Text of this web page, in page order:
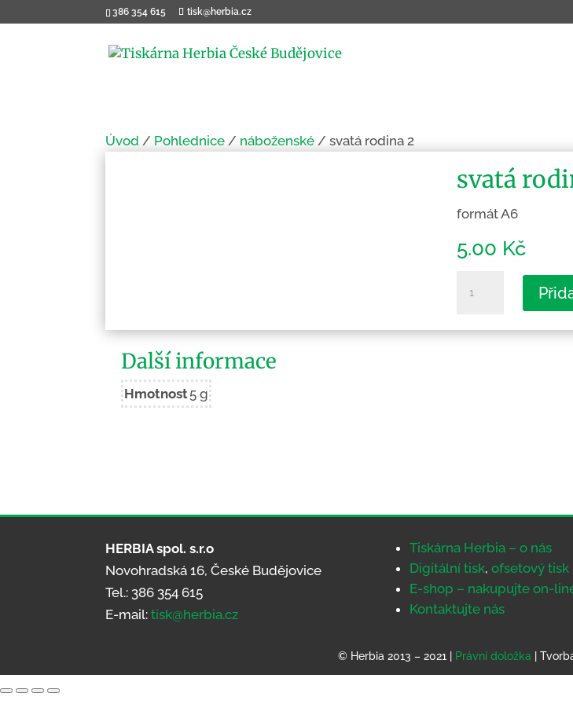
386 354 615 tisk@herbia.cz
Úvod / Pohlednice / náboženské / svatá rodina 2
svatá
formát A6
5.00 Kč
Další informace
Hmotnost5 g
HERBIA spol. s.r.o
Novohradská 16, České Budějovice
Tel.: 386 354 615
E-mail:tisk@herbia.cz
Tiskárna Herbia – o nás
Digitální tisk, ofsetový tisk
E-shop – nakupujte on-
Kontaktujte nás
© Herbia 2013 – 2021 | Právní doložka |